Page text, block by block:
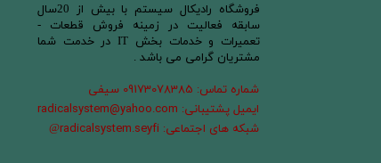
​فروشگاه رادیکال سیستم با بیش از 20سال
سابقه فعالیت در زمینه فروش قطعات -
تعمیرات و خدمات بخش IT در خدمت شما
مشتریان گرامی می باشد .
شماره تماس: 09173078385 سیفی
ایمیل پشتیبانی: radicalsystem@yahoo.com
شبکه های اجتماعی: radicalsystem.seyfi
@